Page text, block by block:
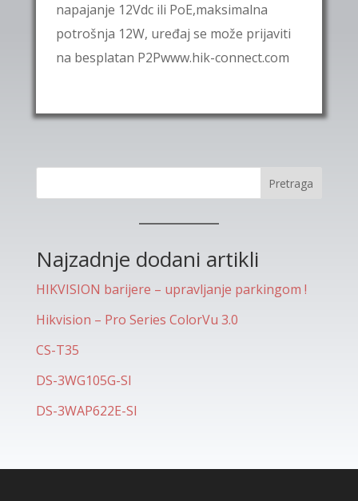
napajanje 12Vdc ili PoE,maksimalna
potrošnja 12W, uređaj se može prijaviti
na besplatan P2Pwww.hik-connect.com
Pretraga
Najzadnje dodani artikli
HIKVISION barijere – upravljanje parkingom !
Hikvision – Pro Series ColorVu 3.0
CS-T35
DS-3WG105G-SI
DS-3WAP622E-SI